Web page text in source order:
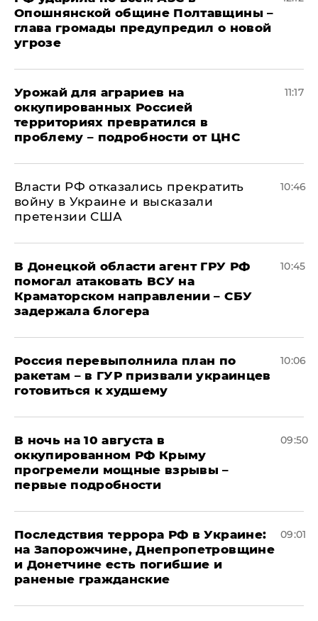
Опошнянской общине Полтавщины –
глава громады предупредил о новой
угрозе
Урожай для аграриев на
оккупированных Россией
территориях превратился в
проблему – подробности от ЦНС
11:17
Власти РФ отказались прекратить
войну в Украине и высказали
претензии США
10:46
В Донецкой области агент ГРУ РФ
помогал атаковать ВСУ на
Краматорском направлении – СБУ
задержала блогера
10:45
Россия перевыполнила план по
ракетам – в ГУР призвали украинцев
готовиться к худшему
10:06
В ночь на 10 августа в
оккупированном РФ Крыму
прогремели мощные взрывы –
первые подробности
09:50
Последствия террора РФ в Украине:
на Запорожчине, Днепропетровщине
и Донетчине есть погибшие и
раненые гражданские
09:01